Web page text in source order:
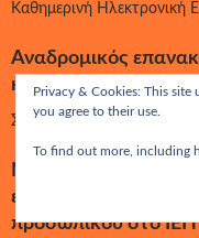
Καθημερινή Ηλεκτρονική
Αναδρομικός
και μισθού μετά
Στις: August 9, 2026, 9:03
Νέες αποσπάσεις
εκπαιδευτικών σε
προσωπικού στο ΙΕΠ
Privacy & Cookies: This site
you agree to their use.
To find out more, including